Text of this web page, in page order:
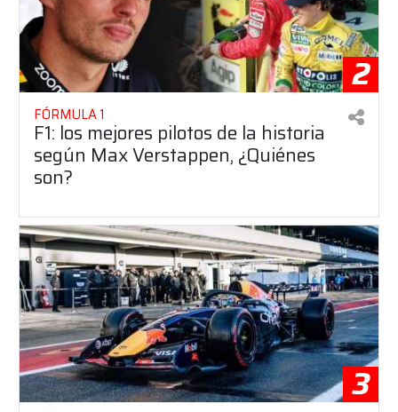
2
FÓRMULA 1
F1: los mejores pilotos de la historia
según Max Verstappen, ¿Quiénes
son?
3